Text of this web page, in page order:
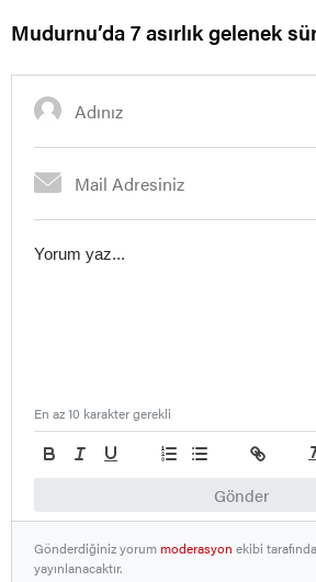
Mudurnu’da 7 asırlık gelenek
Gönder
En az 10 karakter gerekli
Gönderdiğiniz yorummoderasyon ekibi
yayınlanacaktır.